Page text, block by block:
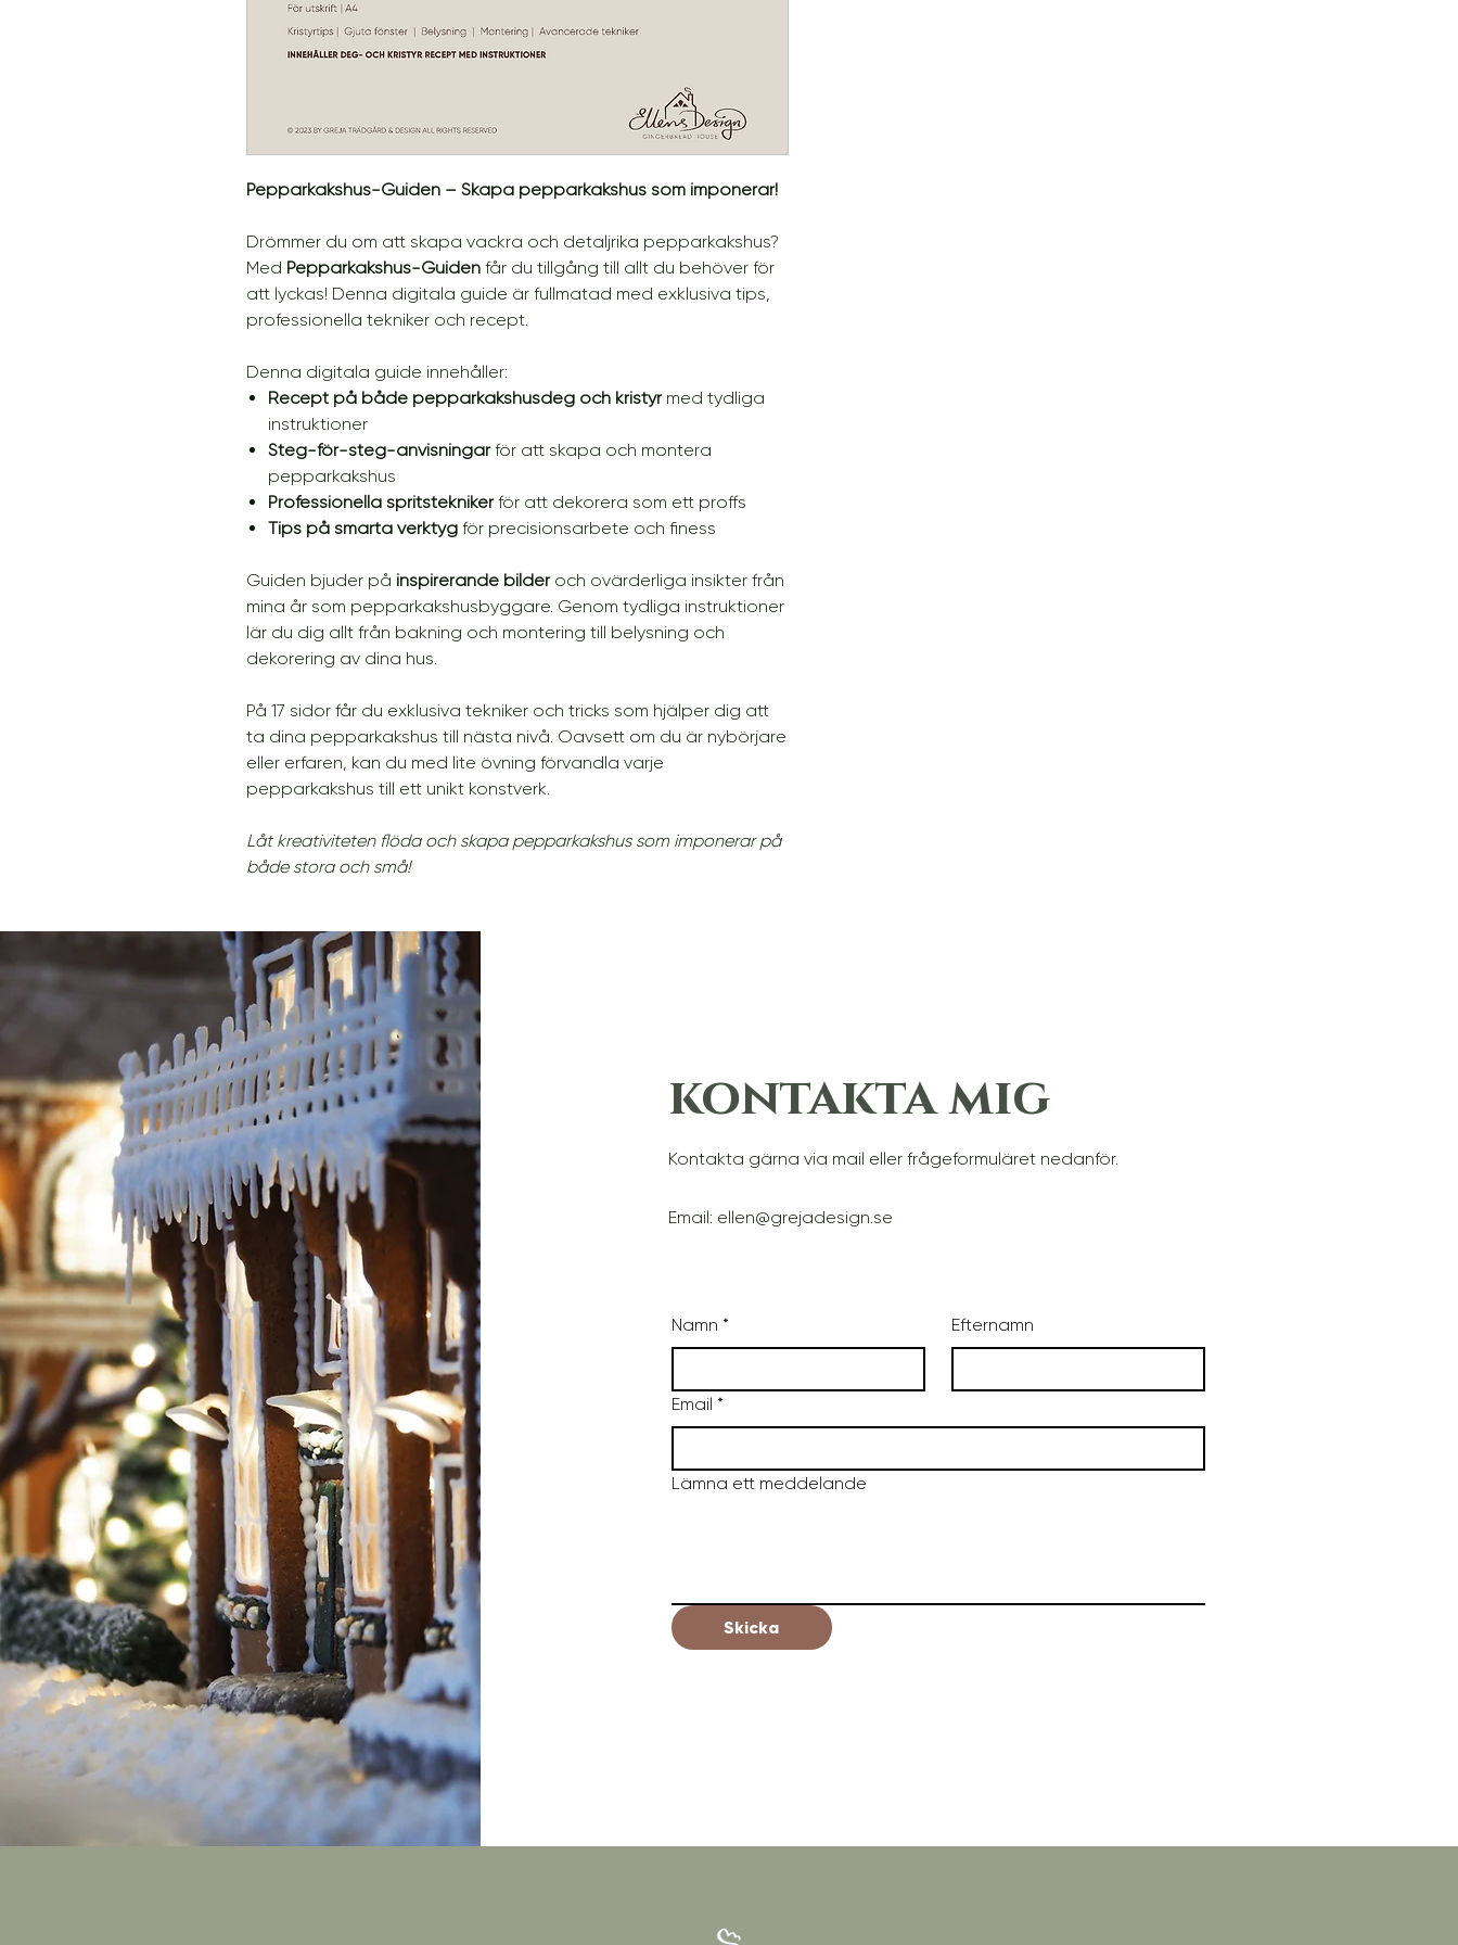
Pepparkakshus-Guiden – Skapa pepparkakshus som imponerar!
Drömmer du om att skapa vackra och detaljrika pepparkakshus?
Med Pepparkakshus-Guiden får du tillgång till allt du behöver för
att lyckas! Denna digitala guide är fullmatad med exklusiva tips,
professionella tekniker och recept.
Denna digitala guide innehåller:
Recept på både pepparkakshusdeg och kristyrmed tydliga
instruktioner
Steg-för-steg-anvisningarför att skapa och montera
pepparkakshus
Professionella spritsteknikerför att dekorera som ett proffs
Tips på smarta verktyg för precisionsarbete och finess
Guiden bjuder på inspirerande bilder och ovärderliga insikter från
mina år som pepparkakshusbyggare. Genom tydliga instruktioner
lär du dig allt från bakning och montering till belysning och
dekorering av dina hus.
På 17 sidor får du exklusiva tekniker och tricks som hjälper dig att
ta dina pepparkakshus till nästa nivå. Oavsett om du är nybörjare
eller erfaren, kan du med lite övning förvandla varje
pepparkakshus till ett unikt konstverk.
Låt kreativiteten flöda och skapa pepparkakshus som imponerar på
både stora och små!
kontakta mig
Kontakta gärna via mail eller frågeformuläret nedanför.
Email: ellen@grejadesign.se
Namn * Efternamn
Email *
Lämna ett meddelande
Skicka